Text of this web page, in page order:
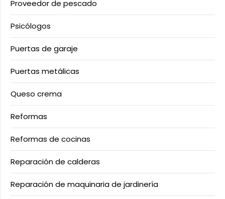
Proveedor de pescado
Psicólogos
Puertas de garaje
Puertas metálicas
Queso crema
Reformas
Reformas de cocinas
Reparación de calderas
Reparación de maquinaria de jardinería